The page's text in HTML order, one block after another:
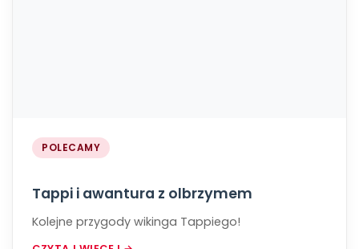
POLECAMY
Tappi i awantura z olbrzymem
Kolejne przygody wikinga Tappiego!